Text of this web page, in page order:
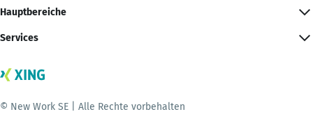
Hauptbereiche
Services
© New Work SE | Alle Rechte vorbehalten